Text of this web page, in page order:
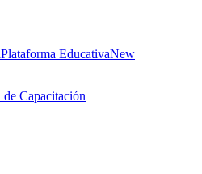
Plataforma EducativaNew